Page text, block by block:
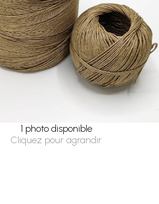
1 photo disponible
Cliquez pour agrandir